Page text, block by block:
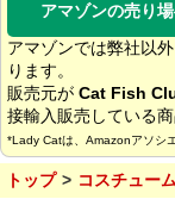
アマゾンの売り
アマゾンでは弊社以
ります。
販売元が Cat Fish
接輸入販売している商
*Lady Catは、Amazonアソシ
トップ コスチューム